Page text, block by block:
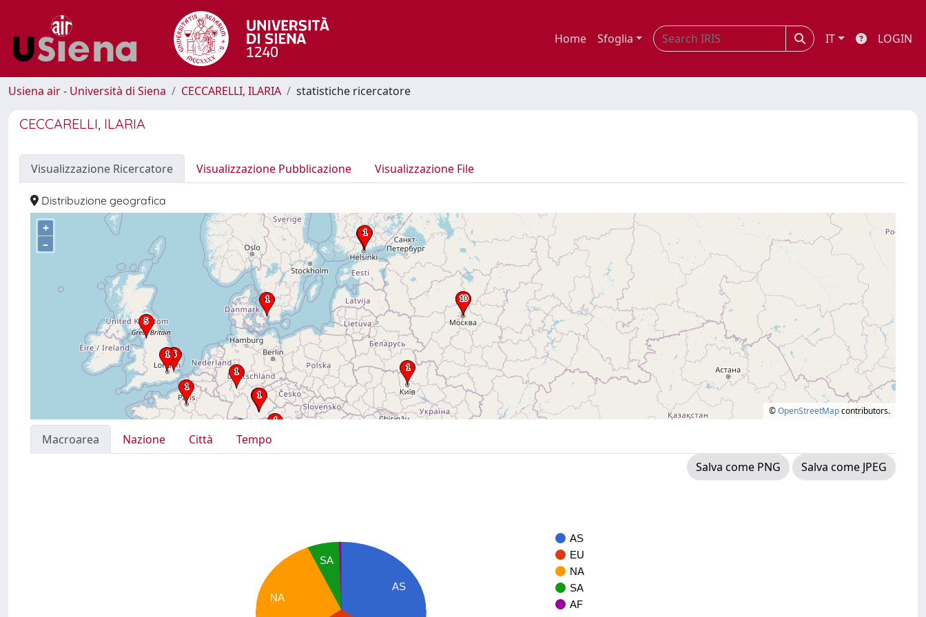
Home Sfoglia IT LOGIN
Usiena air - Università di Siena CECCARELLI, ILARIA statistiche ricercatore
CECCARELLI, ILARIA
Visualizzazione Ricercatore Visualizzazione Pubblicazione Visualizzazione File
Distribuzione geografica
+
–
©OpenStreetMapcontributors.
Macroarea Nazione Città
Tempo
Salva come PNG
Salva come JPEG
AS
EU
NA
SA
AF
AS
SA
NA